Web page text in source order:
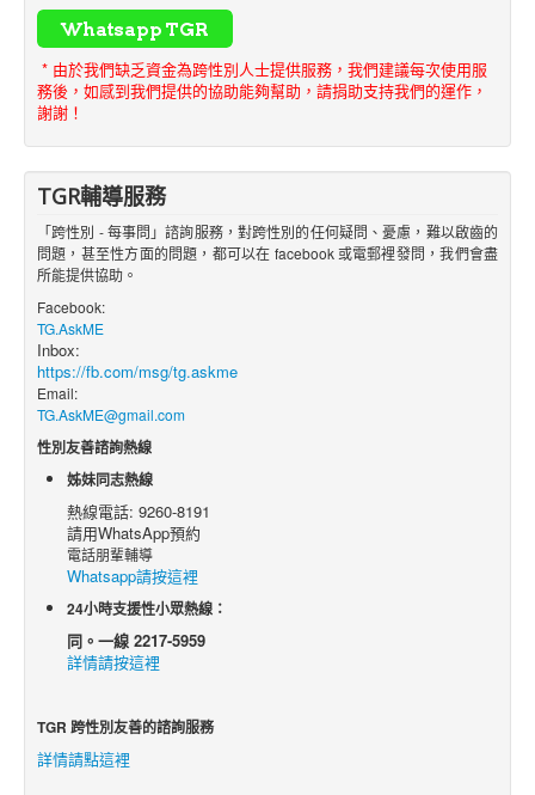
* 由於我們缺乏資金為跨性別人士提供服務，我們建議每次使用服
務後，如感到我們提供的協助能夠幫助，請捐助支持我們的運作，
謝謝！
TGR輔導服務
「跨性別 - 每事問」諮詢服務，對跨性別的任何疑問、憂慮，難以啟齒的
問題，甚至性方面的問題，都可以在 facebook 或電郵裡發問，我們會盡
所能提供協助。
Facebook:
TG.AskME
Inbox:
https://fb.com/msg/tg.askme
Email:
TG.AskME@gmail.com
性別友善諮詢熱線
姊妹同志熱線
熱線電話: 9260-8191
請用WhatsApp預約
電話朋輩輔導
Whatsapp請按這裡
24小時支援性小眾熱線：
同。一線 2217-5959
詳情請按這裡
TGR 跨性別友善的諮詢服務
詳情請點這裡